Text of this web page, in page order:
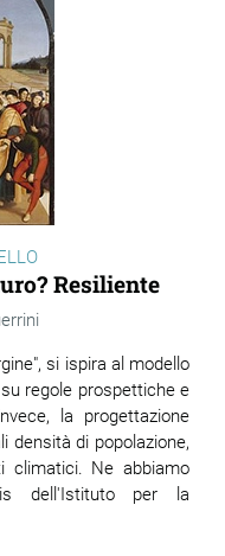
Resiliente
si ispira al modello
regole prospettiche e
la progettazione
densità di popolazione,
climatici. Ne abbiamo
dell'Istituto per la